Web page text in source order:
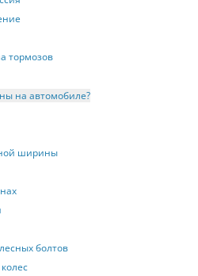
тормозов
на автомобиле?
ширины
болтов